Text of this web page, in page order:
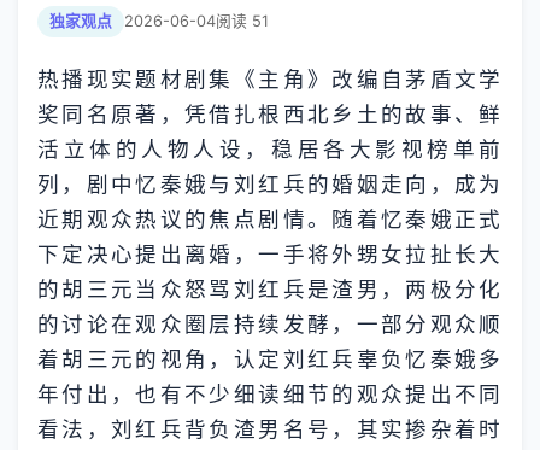
独家观点 2026-06-04阅读 51
热播现实题材剧集《主角》改编自茅盾文学
奖同名原著，凭借扎根西北乡土的故事、鲜
活立体的人物人设，稳居各大影视榜单前
列，剧中忆秦娥与刘红兵的婚姻走向，成为
近期观众热议的焦点剧情。随着忆秦娥正式
下定决心提出离婚，一手将外甥女拉扯长大
的胡三元当众怒骂刘红兵是渣男，两极分化
的讨论在观众圈层持续发酵，一部分观众顺
着胡三元的视角，认定刘红兵辜负忆秦娥多
年付出，也有不少细读细节的观众提出不同
看法，刘红兵背负渣男名号，其实掺杂着时